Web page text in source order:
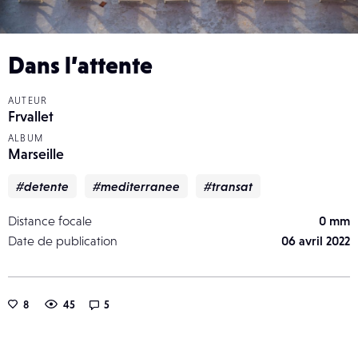
Dans l’attente
AUTEUR
Frvallet
ALBUM
Marseille
#detente #mediterranee #transat
Distance focale
0 mm
Date de publication
06 avril 2022
8 45 5